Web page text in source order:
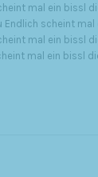
mal ein bissl
Endlich scheint
mal ein bissl
mal ein bissl